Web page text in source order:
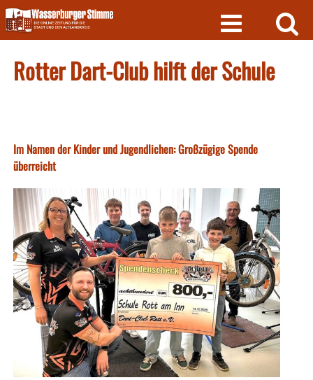
Skip
to
content
Rotter Dart-Club hilft der Schule
Im Namen der Kinder und Jugendlichen: Großzügige Spende
überreicht